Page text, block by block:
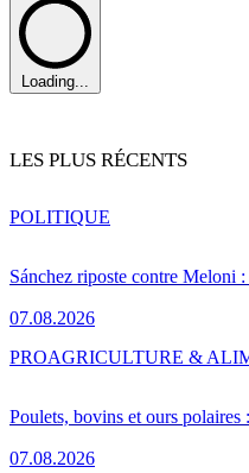
Loading...
LES PLUS RÉCENTS
Sánchez riposte contre Meloni
07.08.2026
POLITIQUE
Poulets, bovins et ours
07.08.2026
PROAGRICULTURE &